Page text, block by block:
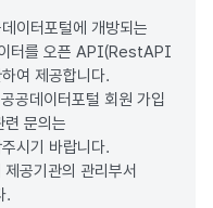
이터포털에 개방되는
터를 오픈 API(RestAPI
여 제공합니다.
공데이터포털 회원 가입
련 문의는
시기 바랍니다.
공기관의 관리부서
.